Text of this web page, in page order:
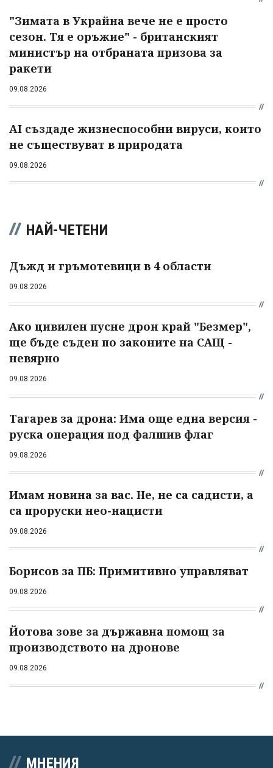
"Зимата в Украйна вече не е просто
сезон. Тя е оръжие" - британският
министър на отбраната призова за
ракети
09.08.2026
AI създаде жизнеспособни вируси, които
не съществуват в природата
09.08.2026
НАЙ-ЧЕТЕНИ
Дъжд и гръмотевици в 4 области
09.08.2026
Ако цивилен пусне дрон край "Безмер",
ще бъде съден по законите на САЩ -
невярно
09.08.2026
Тагарев за дрона: Има още една версия -
руска операция под фалшив флаг
09.08.2026
Имам новина за вас. Не, не са садисти, а
са проруски нео-нацисти
09.08.2026
Борисов за ПБ: Примитивно управляват
09.08.2026
Йотова зове за държавна помощ за
производството на дронове
09.08.2026
МНЕНИЯ